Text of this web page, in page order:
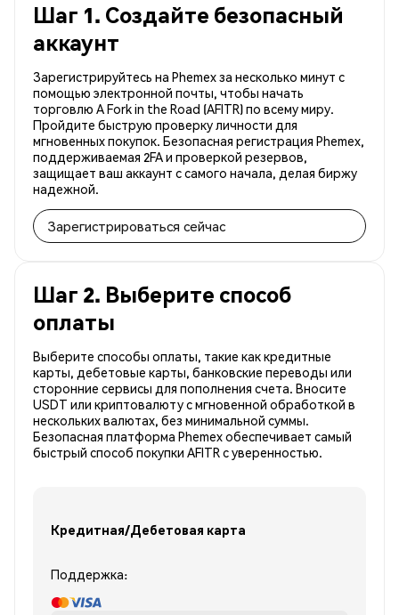
Шаг 1. Создайте безопасный
аккаунт
Зарегистрируйтесь на Phemex за несколько минут с
помощью электронной почты, чтобы начать
торговлю A Fork in the Road (AFITR) по всему миру.
Пройдите быструю проверку личности для
мгновенных покупок. Безопасная регистрация Phemex,
поддерживаемая 2FA и проверкой резервов,
защищает ваш аккаунт с самого начала, делая биржу
надежной.
Зарегистрироваться сейчас
Шаг 2. Выберите способ
оплаты
Выберите способы оплаты, такие как кредитные
карты, дебетовые карты, банковские переводы или
сторонние сервисы для пополнения счета. Вносите
USDT или криптовалюту с мгновенной обработкой в
нескольких валютах, без минимальной суммы.
Безопасная платформа Phemex обеспечивает самый
быстрый способ покупки AFITR с уверенностью.
Кредитная/Дебетовая карта
Поддержка: